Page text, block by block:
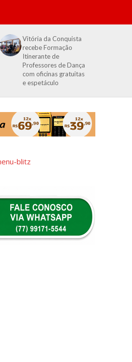
Vitória da Conquista
recebe Formação
Itinerante de
Professores de Dança
com oficinas gratuitas
e espetáculo